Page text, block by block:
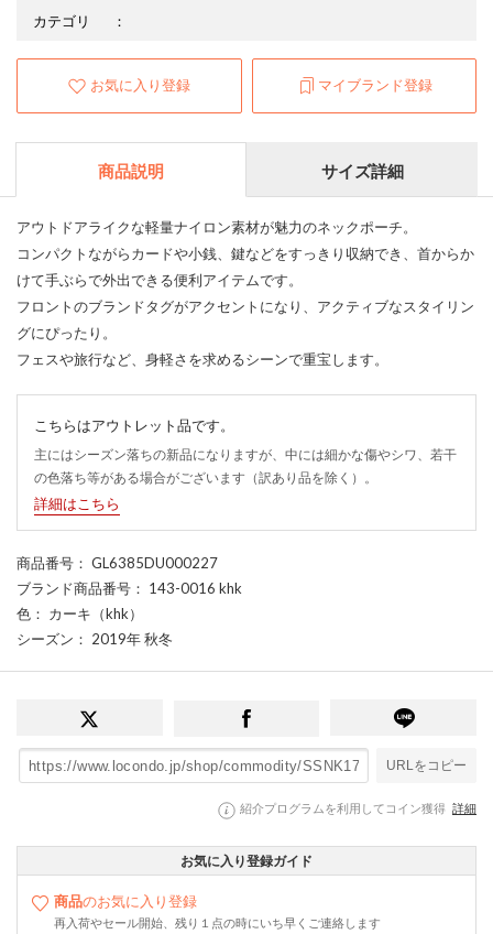
カテゴリ
：
お気に入り登録 マイブランド登録
商品説明 サイズ詳細
アウトドアライクな軽量ナイロン素材が魅力のネックポーチ。
コンパクトながらカードや小銭、鍵などをすっきり収納でき、首からか
けて手ぶらで外出できる便利アイテムです。
フロントのブランドタグがアクセントになり、アクティブなスタイリン
グにぴったり。
フェスや旅行など、身軽さを求めるシーンで重宝します。
こちらはアウトレット品です。
主にはシーズン落ちの新品になりますが、中には細かな傷やシワ、若干
の色落ち等がある場合がございます（訳あり品を除く）。
詳細はこちら
商品番号 ： GL6385DU000227
ブランド商品番号 ： 143-0016 khk
色 ： カーキ（khk）
シーズン ： 2019年 秋冬
URLをコピー
紹介プログラムを利用してコイン獲得 詳細
お気に入り登録ガイド
商品のお気に入り登録
再入荷やセール開始、残り１点の時にいち早くご連絡します